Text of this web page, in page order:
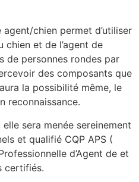
chien permet d’utiliser
chien et de l’agent de
de personnes rondes par
des composants que
la possibilité même, le
reconnaissance.
sera menée sereinement
et qualifié CQP APS (
d’Agent de et
certifiés.